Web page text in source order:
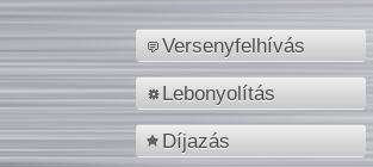
Versenyfelhívás
Lebonyolítás
Díjazás